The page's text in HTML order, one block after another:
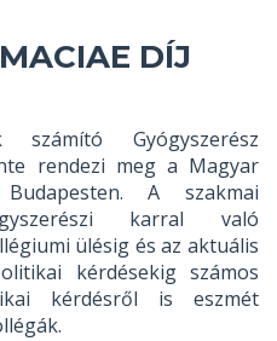
DÍJ
Gyógyszerész
rendezi meg a Magyar
A szakmai
karral való
ülésig és az aktuális
kérdésekig számos
kérdésről is eszmét